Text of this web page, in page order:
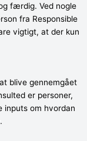
færdig. Ved nogle
fra Responsible
vigtigt, at der kun
blive gennemgået
er personer,
inputs om hvordan